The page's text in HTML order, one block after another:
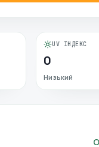
UV ІНДЕКС
0
Низький